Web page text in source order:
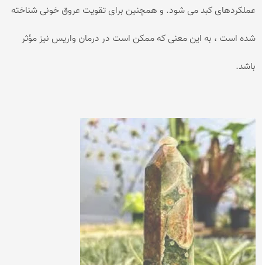
عملکردهای کبد می شود. و همچنین برای تقویت عروق خونی شناخته
شده است ، به این معنی که ممکن است در درمان واریس نیز مؤثر
باشد.